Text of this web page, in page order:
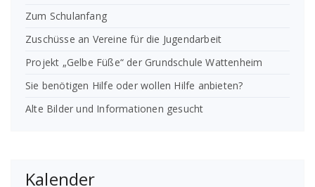
Zum Schulanfang
Zuschüsse an Vereine für die Jugendarbeit
Projekt „Gelbe Füße“ der Grundschule Wattenheim
Sie benötigen Hilfe oder wollen Hilfe anbieten?
Alte Bilder und Informationen gesucht
Kalender